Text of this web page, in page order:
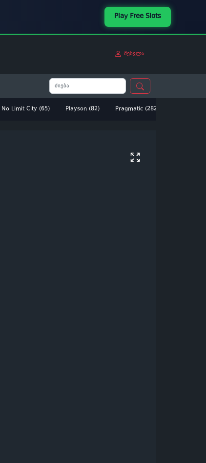
Play Free Slots
შესვლა
No Limit City (65) Playson (82) Pragmatic (282)